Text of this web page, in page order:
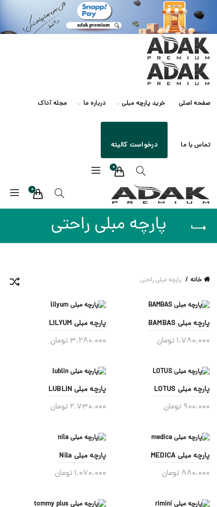
صفحه اصلی خرید پارچه مبلی درباره ما مجله آداک
تماس با ما درخواست کالیته
0
0
پارچه مبلی راحتی
خانه پارچه مبلی راحتی
پارچه مبلی BAMBAS
1.780.000 تومان
پارچه مبلی LILYUM
3.280.000 تومان
پارچه مبلی LOTUS
900.000 تومان
پارچه مبلی LUBLIN
2.730.000 تومان
پارچه مبلی MEDICA
880.000 تومان
پارچه مبلی Nila
1.070.000 تومان